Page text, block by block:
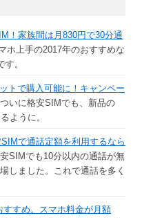
！家族間は月830円で30分通
ホ上手の2017年のおすすめな
。
トで購入可能に！キャンペー
いに格安SIMでも、新品の
ように。
SIMで通話定額を利用するなら
SIMでも10分以内の通話が無
しました。これで通話を多く
すめ。スマホ料金が月額